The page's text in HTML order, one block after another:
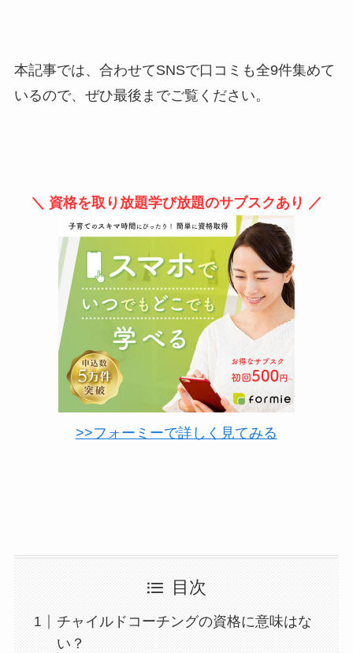
本記事では、合わせてSNSで口コミも全9件集めて
いるので、ぜひ最後までご覧ください。
＼ 資格を取り放題学び放題のサブスクあり ／
>>フォーミーで詳しく見てみる
目次
チャイルドコーチングの資格に意味はな
い？